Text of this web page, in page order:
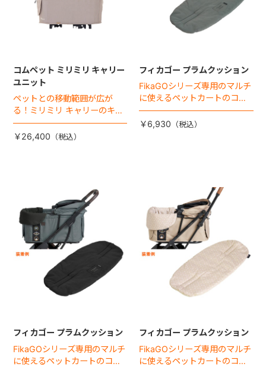
コムペット ミリミリ キャリー
ユニット
ペットとの移動範囲が広が
る！ミリミリ キャリーのキャ
リー部単品が登場！
￥26,400
フィカゴー プラムクッション
FikaGOシリーズ専用のマルチ
に使えるペットカートのコー
ナークッション登場。
￥6,930
フィカゴー プラムクッション
FikaGOシリーズ専用のマルチ
に使えるペットカートのコー
フィカゴー プラムクッション
FikaGOシリーズ専用のマルチ
に使えるペットカートのコー